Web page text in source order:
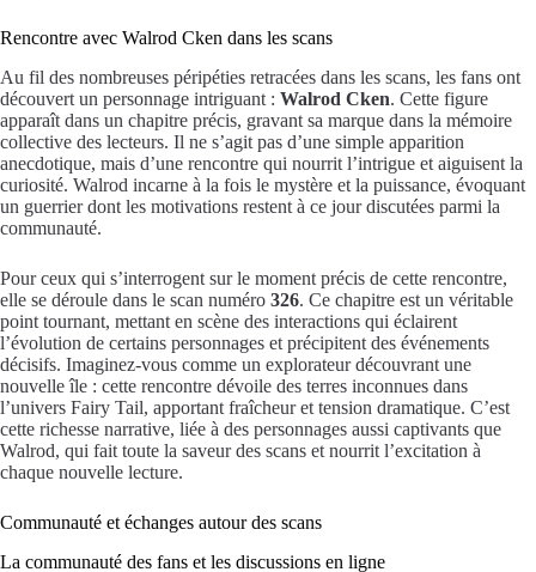
Rencontre avec Walrod Cken dans les scans
Au fil des nombreuses péripéties retracées dans les scans, les fans ont
découvert un personnage intriguant : Walrod Cken. Cette figure
apparaît dans un chapitre précis, gravant sa marque dans la mémoire
collective des lecteurs. Il ne s’agit pas d’une simple apparition
anecdotique, mais d’une rencontre qui nourrit l’intrigue et aiguisent la
curiosité. Walrod incarne à la fois le mystère et la puissance, évoquant
un guerrier dont les motivations restent à ce jour discutées parmi la
communauté.
Pour ceux qui s’interrogent sur le moment précis de cette rencontre,
elle se déroule dans le scan numéro 326. Ce chapitre est un véritable
point tournant, mettant en scène des interactions qui éclairent
l’évolution de certains personnages et précipitent des événements
décisifs. Imaginez-vous comme un explorateur découvrant une
nouvelle île : cette rencontre dévoile des terres inconnues dans
l’univers Fairy Tail, apportant fraîcheur et tension dramatique. C’est
cette richesse narrative, liée à des personnages aussi captivants que
Walrod, qui fait toute la saveur des scans et nourrit l’excitation à
chaque nouvelle lecture.
Communauté et échanges autour des scans
La communauté des fans et les discussions en ligne